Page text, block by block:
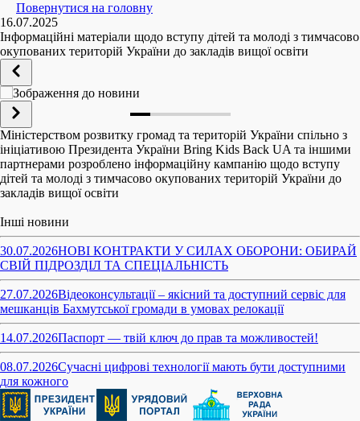
Повернутися на головну
16.07.2025
Інформаційні матеріали щодо вступу дітей та молоді з тимчасово
окупованих територій України до закладів вищої освіти
Міністерством розвитку громад та територій України спільно з
ініціативою Президента України Bring Kids Back UA та іншими
партнерами розроблено інформаційну кампанію щодо вступу
дітей та молоді з тимчасово окупованих територій України до
закладів вищої освіти
Інші новини
30.07.2026НОВІ КОНТРАКТИ У СИЛАХ ОБОРОНИ: ОБИРАЙ
СВІЙ ПІДРОЗДІЛ ТА СПЕЦІАЛЬНІСТЬ
27.07.2026Відеоконсультації – якісний та доступний сервіс для
мешканців Бахмутської громади в умовах релокації
14.07.2026Паспорт — твій ключ до прав та можливостей!
08.07.2026Сучасні цифрові технології мають бути доступними
для кожного